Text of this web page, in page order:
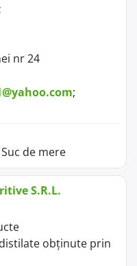
nr 24
;
de mere
S.R.L.
obținute prin